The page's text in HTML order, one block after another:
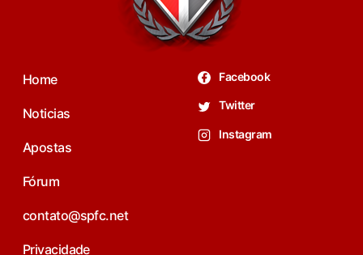
Home
Noticias
Apostas
Fórum
contato@spfc.net
Privacidade
Facebook
Twitter
Instagram